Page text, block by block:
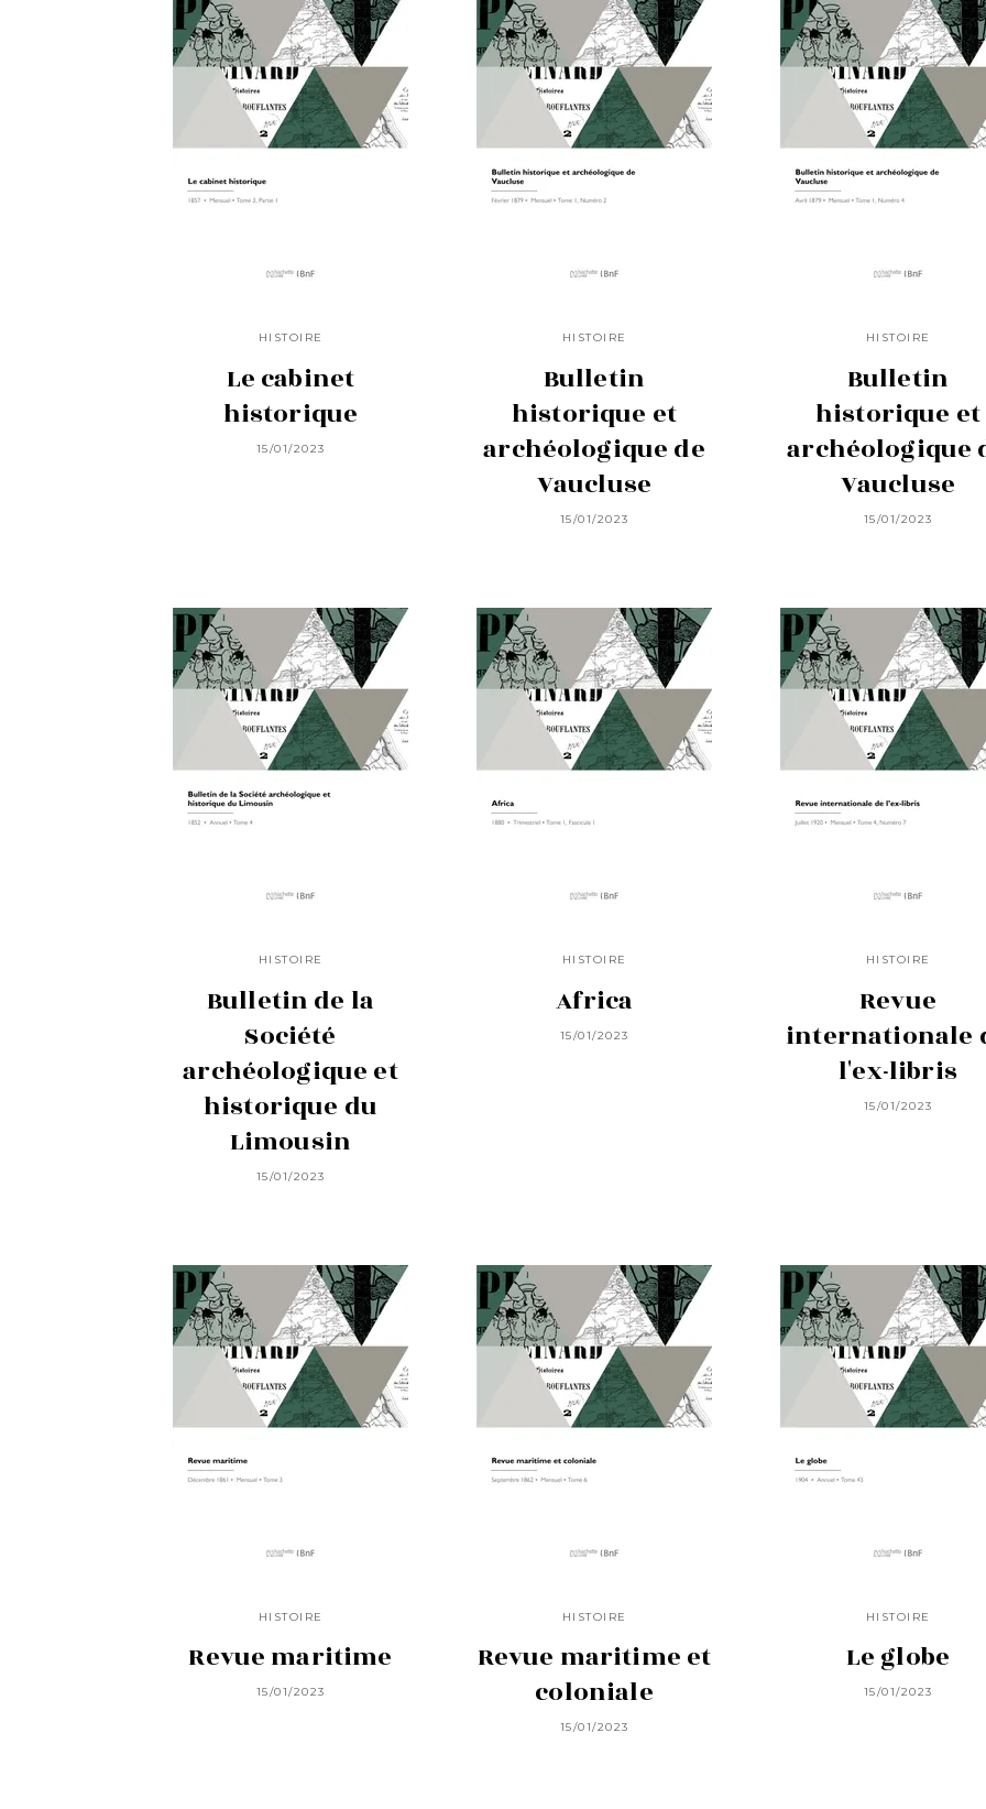
HISTOIRE
Le cabinet
historique
15/01/2023
HISTOIRE
Bulletin
historique et
archéologique de
Vaucluse
15/01/2023
HISTOIRE
Bulletin
historique et
archéologique
Vaucluse
15/01/2023
HISTOIRE
Bulletin de la
Société
archéologique et
historique du
Limousin
15/01/2023
HISTOIRE
Africa
15/01/2023
HISTOIRE
Revue
internationale
l'ex-libris
15/01/2023
HISTOIRE
Revue maritime
15/01/2023
HISTOIRE
Revue maritime et
coloniale
15/01/2023
HISTOIRE
Le globe
15/01/2023